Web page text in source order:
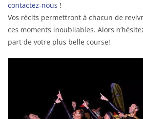
contactez-nous !
Vos récits permettront à chacun de
ces moments inoubliables. Alors
part de votre plus belle course!